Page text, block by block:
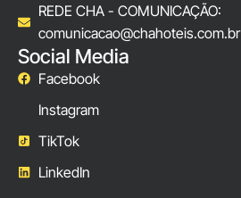
REDE CHA - COMUNICAÇÃO:
comunicacao@chahoteis.com.br
Social Media
Facebook
Instagram
TikTok
LinkedIn